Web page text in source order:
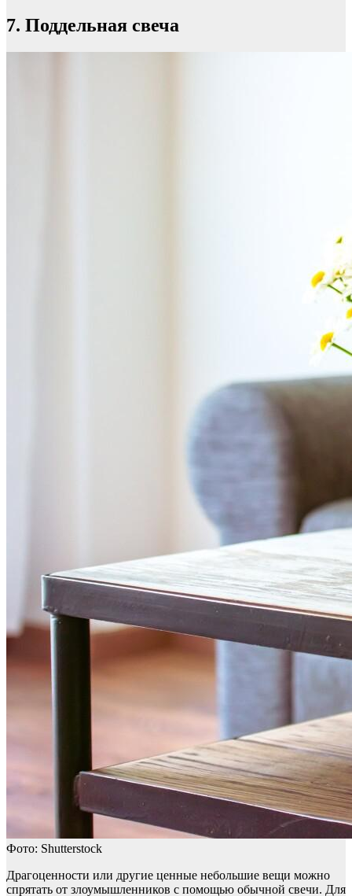
7. Поддельная свеча
Фото: Shutterstock
Драгоценности или другие ценные небольшие вещи можно
спрятать от злоумышленников с помощью обычной свечи. Для